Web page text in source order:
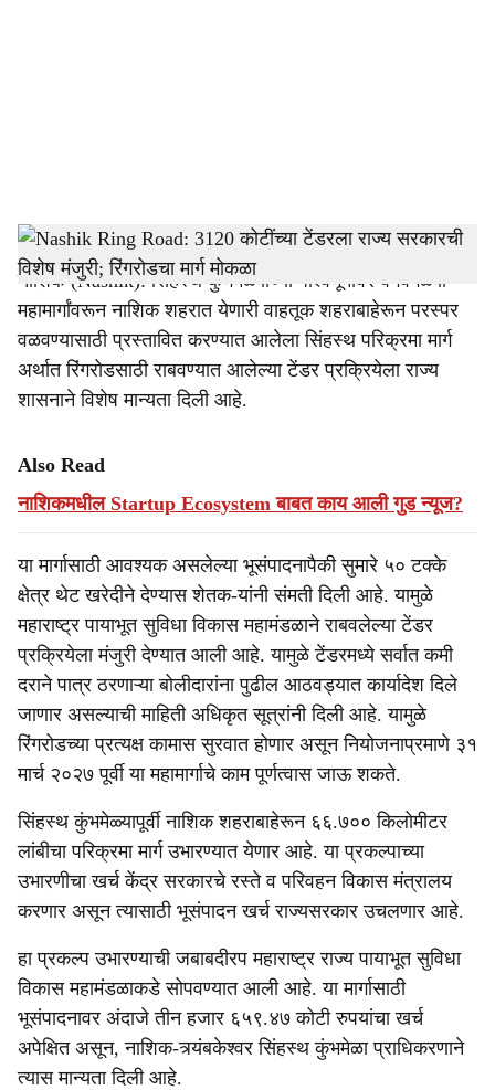
h
a
r
e
Nashik Ring Road-Tendernama
नाशिक (Nashik): सिंहस्थ कुंभमेळ्याच्या पार्श्वभूमीवर वेगवेगळ्या
महामार्गांवरून नाशिक शहरात येणारी वाहतूक शहराबाहेरून परस्पर
वळवण्यासाठी प्रस्तावित करण्यात आलेला सिंहस्थ परिक्रमा मार्ग
अर्थात रिंगरोडसाठी राबवण्यात आलेल्या टेंडर प्रक्रियेला राज्य
शासनाने विशेष मान्यता दिली आहे.
Also Read
नाशिकमधील Startup Ecosystem बाबत काय आली गुड न्यूज?
या मार्गासाठी आवश्यक असलेल्या भूसंपादनापैकी सुमारे ५० टक्के
क्षेत्र थेट खरेदीने देण्यास शेतक-यांनी संमती दिली आहे. यामुळे
महाराष्ट्र पायाभूत सुविधा विकास महामंडळाने राबवलेल्या टेंडर
प्रक्रियेला मंजुरी देण्यात आली आहे. यामुळे टेंडरमध्ये सर्वात कमी
दराने पात्र ठरणाऱ्या बोलीदारांना पुढील आठवड्यात कार्यादेश दिले
जाणार असल्याची माहिती अधिकृत सूत्रांनी दिली आहे. यामुळे
रिंगरोडच्या प्रत्यक्ष कामास सुरवात होणार असून नियोजनाप्रमाणे ३१
मार्च २०२७ पूर्वी या महामार्गाचे काम पूर्णत्वास जाऊ शकते.
सिंहस्थ कुंभमेळ्यापूर्वी नाशिक शहराबाहेरून ६६.७०० किलोमीटर
लांबीचा परिक्रमा मार्ग उभारण्यात येणार आहे. या प्रकल्पाच्या
उभारणीचा खर्च केंद्र सरकारचे रस्ते व परिवहन विकास मंत्रालय
करणार असून त्यासाठी भूसंपादन खर्च राज्यसरकार उचलणार आहे.
हा प्रकल्प उभारण्याची जबाबदीरप महाराष्ट्र राज्य पायाभूत सुविधा
विकास महामंडळाकडे सोपवण्यात आली आहे. या मार्गासाठी
भूसंपादनावर अंदाजे तीन हजार ६५९.४७ कोटी रुपयांचा खर्च
अपेक्षित असून, नाशिक-त्र्यंबकेश्वर सिंहस्थ कुंभमेळा प्राधिकरणाने
त्यास मान्यता दिली आहे.